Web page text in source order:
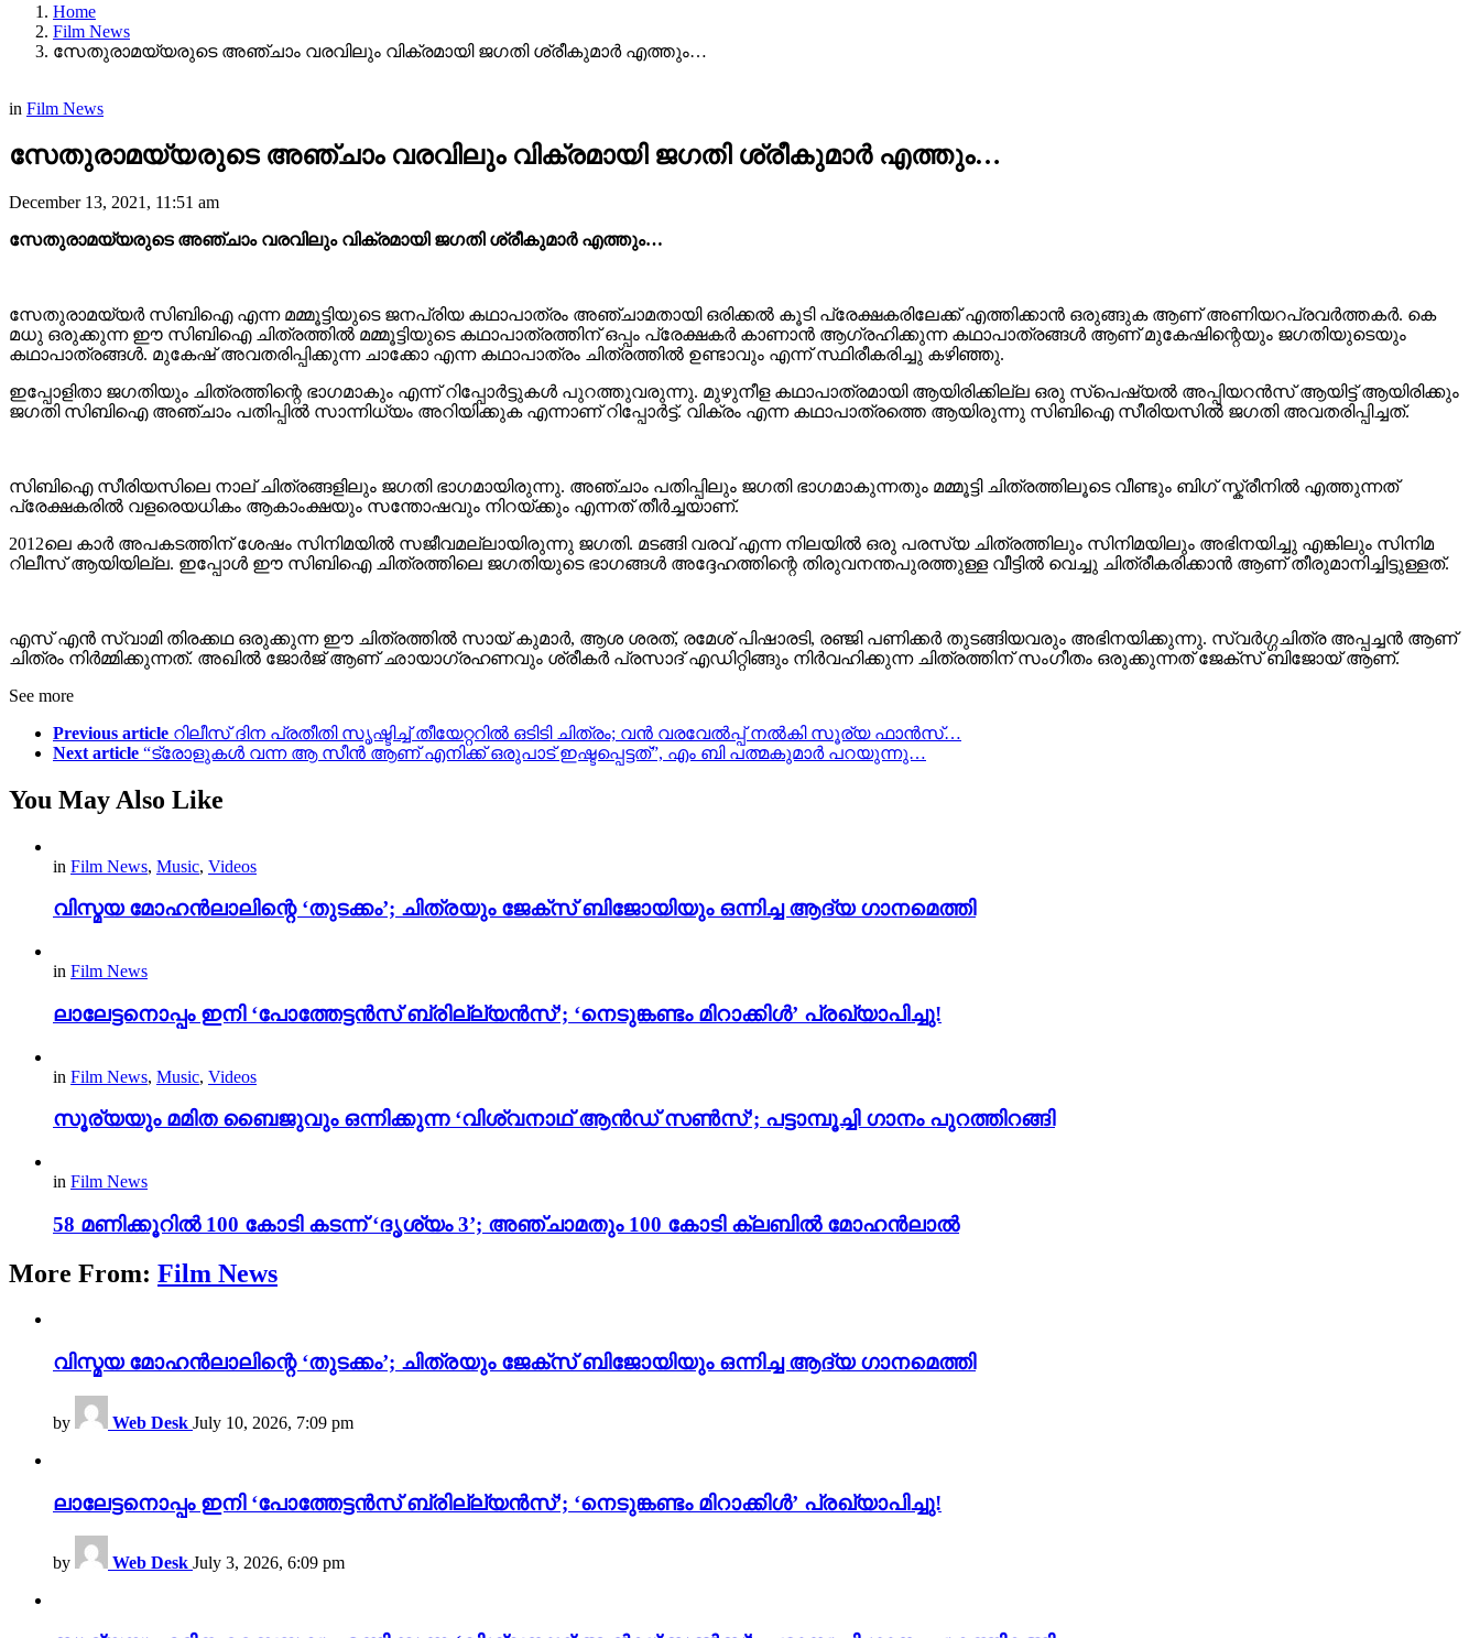
Home
Film News
സേതുരാമയ്യരുടെ അഞ്ചാം വരവിലും വിക്രമായി ജഗതി ശ്രീകുമാര്‍ എത്തും…
in Film News
സേതുരാമയ്യരുടെ അഞ്ചാം വരവിലും വിക്രമായി ജഗതി ശ്രീകുമാര്‍ എത്തും…
December 13, 2021, 11:51 am
സേതുരാമയ്യരുടെ അഞ്ചാം വരവിലും വിക്രമായി ജഗതി ശ്രീകുമാര്‍ എത്തും…
സേതുരാമയ്യർ സിബിഐ എന്ന മമ്മൂട്ടിയുടെ ജനപ്രിയ കഥാപാത്രം അഞ്ചാമതായി ഒരിക്കൽ കൂടി പ്രേക്ഷകരിലേക്ക് എത്തിക്കാൻ ഒരുങ്ങുക ആണ് അണിയറപ്രവർത്തകർ. കെ
മധു ഒരുക്കുന്ന ഈ സിബിഐ ചിത്രത്തിൽ മമ്മൂട്ടിയുടെ കഥാപാത്രത്തിന് ഒപ്പം പ്രേക്ഷകർ കാണാൻ ആഗ്രഹിക്കുന്ന കഥാപാത്രങ്ങൾ ആണ് മുകേഷിന്റെയും ജഗതിയുടെയും
കഥാപാത്രങ്ങൾ. മുകേഷ് അവതരിപ്പിക്കുന്ന ചാക്കോ എന്ന കഥാപാത്രം ചിത്രത്തിൽ ഉണ്ടാവും എന്ന് സ്ഥിരീകരിച്ചു കഴിഞ്ഞു.
ഇപ്പോളിതാ ജഗതിയും ചിത്രത്തിന്റെ ഭാഗമാകും എന്ന് റിപ്പോർട്ടുകൾ പുറത്തുവരുന്നു. മുഴുനീള കഥാപാത്രമായി ആയിരിക്കില്ല ഒരു സ്‌പെഷ്യൽ അപ്പിയറൻസ് ആയിട്ട് ആയിരിക്കും
ജഗതി സിബിഐ അഞ്ചാം പതിപ്പിൽ സാന്നിധ്യം അറിയിക്കുക എന്നാണ് റിപ്പോർട്ട്. വിക്രം എന്ന കഥാപാത്രത്തെ ആയിരുന്നു സിബിഐ സീരിയസിൽ ജഗതി അവതരിപ്പിച്ചത്.
സിബിഐ സീരിയസിലെ നാല് ചിത്രങ്ങളിലും ജഗതി ഭാഗമായിരുന്നു. അഞ്ചാം പതിപ്പിലും ജഗതി ഭാഗമാകുന്നതും മമ്മൂട്ടി ചിത്രത്തിലൂടെ വീണ്ടും ബിഗ് സ്ക്രീനിൽ എത്തുന്നത്
പ്രേക്ഷകരിൽ വളരെയധികം ആകാംക്ഷയും സന്തോഷവും നിറയ്ക്കും എന്നത് തീർച്ചയാണ്.
2012ലെ കാർ അപകടത്തിന് ശേഷം സിനിമയിൽ സജീവമല്ലായിരുന്നു ജഗതി. മടങ്ങി വരവ് എന്ന നിലയിൽ ഒരു പരസ്യ ചിത്രത്തിലും സിനിമയിലും അഭിനയിച്ചു എങ്കിലും സിനിമ
റിലീസ് ആയിയില്ല. ഇപ്പോൾ ഈ സിബിഐ ചിത്രത്തിലെ ജഗതിയുടെ ഭാഗങ്ങൾ അദ്ദേഹത്തിന്റെ തിരുവനന്തപുരത്തുള്ള വീട്ടിൽ വെച്ചു ചിത്രീകരിക്കാൻ ആണ് തീരുമാനിച്ചിട്ടുള്ളത്.
എസ് എൻ സ്വാമി തിരക്കഥ ഒരുക്കുന്ന ഈ ചിത്രത്തിൽ സായ് കുമാർ, ആശ ശരത്, രമേശ് പിഷാരടി, രഞ്ജി പണിക്കർ തുടങ്ങിയവരും അഭിനയിക്കുന്നു. സ്വർഗ്ഗചിത്ര അപ്പച്ചൻ ആണ്
ചിത്രം നിർമ്മിക്കുന്നത്. അഖിൽ ജോർജ് ആണ് ഛായാഗ്രഹണവും ശ്രീകർ പ്രസാദ് എഡിറ്റിങ്ങും നിർവഹിക്കുന്ന ചിത്രത്തിന് സംഗീതം ഒരുക്കുന്നത് ജേക്സ് ബിജോയ് ആണ്.
See more
Previous article റിലീസ് ദിന പ്രതീതി സൃഷ്ടിച്ച് തീയേറ്ററിൽ ഒടിടി ചിത്രം; വൻ വരവേൽപ്പ് നൽകി സൂര്യ ഫാൻസ്…
Next article “ട്രോളുകൾ വന്ന ആ സീൻ ആണ് എനിക്ക് ഒരുപാട് ഇഷ്ടപ്പെട്ടത്”, എം ബി പത്മകുമാർ പറയുന്നു…
You May Also Like
in Film News, Music, Videos
വിസ്മയ മോഹൻലാലിന്റെ ‘തുടക്കം’; ചിത്രയും ജേക്സ് ബിജോയിയും ഒന്നിച്ച ആദ്യ ഗാനമെത്തി
in Film News
ലാലേട്ടനൊപ്പം ഇനി ‘പോത്തേട്ടൻസ് ബ്രില്ല്യൻസ്’; ‘നെടുങ്കണ്ടം മിറാക്കിൾ’ പ്രഖ്യാപിച്ചു!
in Film News, Music, Videos
സൂര്യയും മമിത ബൈജുവും ഒന്നിക്കുന്ന ‘വിശ്വനാഥ് ആൻഡ് സൺസ്’; പട്ടാമ്പൂച്ചി ഗാനം പുറത്തിറങ്ങി
in Film News
58 മണിക്കൂറിൽ 100 കോടി കടന്ന് ‘ദൃശ്യം 3’; അഞ്ചാമതും 100 കോടി ക്ലബിൽ മോഹൻലാൽ
More From: Film News
വിസ്മയ മോഹൻലാലിന്റെ ‘തുടക്കം’; ചിത്രയും ജേക്സ് ബിജോയിയും ഒന്നിച്ച ആദ്യ ഗാനമെത്തി
by Web Desk July 10, 2026, 7:09 pm
ലാലേട്ടനൊപ്പം ഇനി ‘പോത്തേട്ടൻസ് ബ്രില്ല്യൻസ്’; ‘നെടുങ്കണ്ടം മിറാക്കിൾ’ പ്രഖ്യാപിച്ചു!
by Web Desk July 3, 2026, 6:09 pm